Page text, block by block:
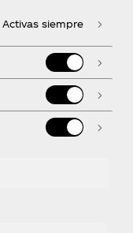
Activas siempre